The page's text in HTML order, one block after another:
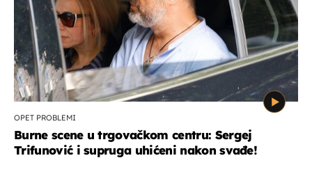
OPET PROBLEMI
Burne scene u trgovačkom centru: Sergej
Trifunović i supruga uhićeni nakon svađe!